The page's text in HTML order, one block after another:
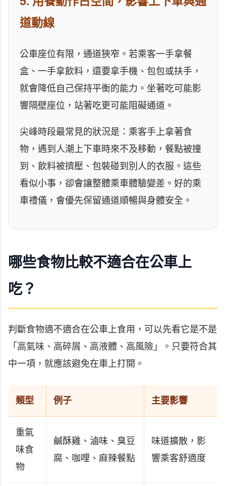
道動線
公車座位有限，通道狹窄。若乘客一手拿餐
盒、一手拿飲料，還要拿手機、包包或扶手，
就會降低自己保持平衡的能力。坐著吃可能影
響隔壁座位，站著吃更可能阻礙通道。
尖峰時段最常見的狀況是：乘客手上拿著食
物，遇到人潮上下車時來不及移動，餐點被撞
到、飲料被擠壓、包裝碰到別人的衣服。這些
看似小事，卻會讓整體乘車體驗變差。好的乘
車禮儀，會優先保留通道順暢與身體安全。
哪些食物比較不適合在公車上
吃？
判斷食物適不適合在公車上食用，可以先看它是不是
「高氣味、高碎屑、高液體、高風險」。只要符合其
中一項，就應該避免在車上打開。
類型 例子 主要影響
重氣
味食
物
鹹酥雞、滷味、臭豆
腐、咖哩、麻辣餐點
味道擴散，影
響乘客舒適度